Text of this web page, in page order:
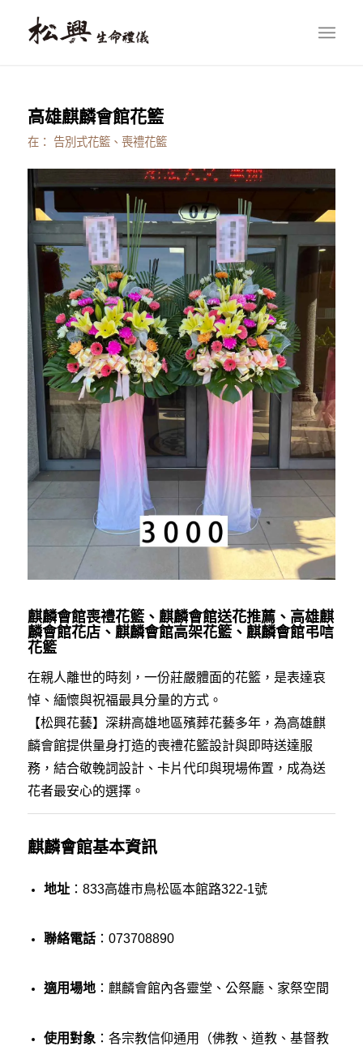
高雄麒麟會館花籃
在： 告別式花籃、喪禮花籃
麒麟會館喪禮花籃、麒麟會館送花推薦、高雄麒
麟會館花店、麒麟會館高架花籃、麒麟會館弔唁
花籃
在親人離世的時刻，一份莊嚴體面的花籃，是表達哀
悼、緬懷與祝福最具分量的方式。
【松興花藝】深耕高雄地區殯葬花藝多年，為高雄麒
麟會館提供量身打造的喪禮花籃設計與即時送達服
務，結合敬輓詞設計、卡片代印與現場佈置，成為送
花者最安心的選擇。
麒麟會館基本資訊
地址：833高雄市鳥松區本館路322-1號
聯絡電話：073708890
適用場地：麒麟會館內各靈堂、公祭廳、家祭空間
使用對象 ：各宗教信仰通用（佛教、道教、基督教